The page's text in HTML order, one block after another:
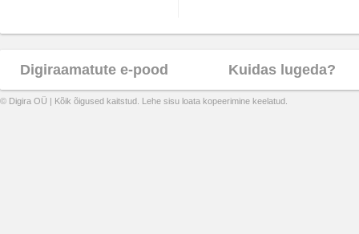
Digiraamatute e-pood Kuidas lugeda?
© Digira OÜ | Kõik õigused kaitstud. Lehe sisu loata kopeerimine keelatud.